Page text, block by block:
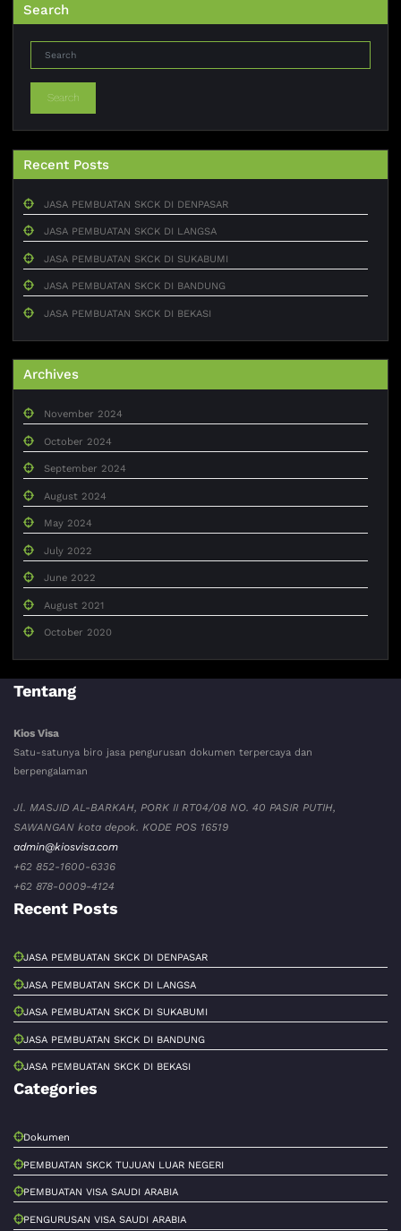
Search
Search
Recent Posts
JASA PEMBUATAN SKCK DI DENPASAR
JASA PEMBUATAN SKCK DI LANGSA
JASA PEMBUATAN SKCK DI SUKABUMI
JASA PEMBUATAN SKCK DI BANDUNG
JASA PEMBUATAN SKCK DI BEKASI
Archives
November 2024
October 2024
September 2024
August 2024
May 2024
July 2022
June 2022
August 2021
October 2020
Tentang
Kios Visa
Satu-satunya biro jasa pengurusan dokumen terpercaya dan
berpengalaman
Jl. MASJID AL-BARKAH, PORK II RT04/08 NO. 40 PASIR PUTIH,
SAWANGAN kota depok. KODE POS 16519
admin@kiosvisa.com
+62 852-1600-6336
+62 878-0009-4124
Recent Posts
JASA PEMBUATAN SKCK DI DENPASAR
JASA PEMBUATAN SKCK DI LANGSA
JASA PEMBUATAN SKCK DI SUKABUMI
JASA PEMBUATAN SKCK DI BANDUNG
JASA PEMBUATAN SKCK DI BEKASI
Categories
Dokumen
PEMBUATAN SKCK TUJUAN LUAR NEGERI
PEMBUATAN VISA SAUDI ARABIA
PENGURUSAN VISA SAUDI ARABIA